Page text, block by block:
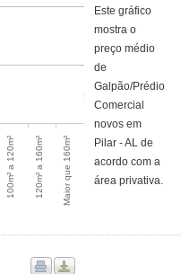
100m² a 120m² 120m² a 160m² Maior que 160m²
Este gráfico
mostra o
preço médio
de
Galpão/Prédio
Comercial
novos em
Pilar - AL de
acordo com a
área privativa.